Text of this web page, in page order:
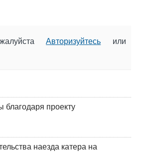
Авторизуйтесь или
проекту
наезда катера на